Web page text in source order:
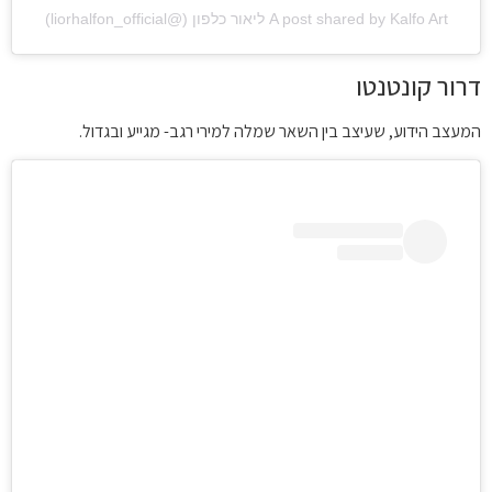
A post shared by Kalfo Art ליאור כלפון (@liorhalfon_official)
דרור קונטנטו
המעצב הידוע, שעיצב בין השאר שמלה למירי רגב- מגייע ובגדול.